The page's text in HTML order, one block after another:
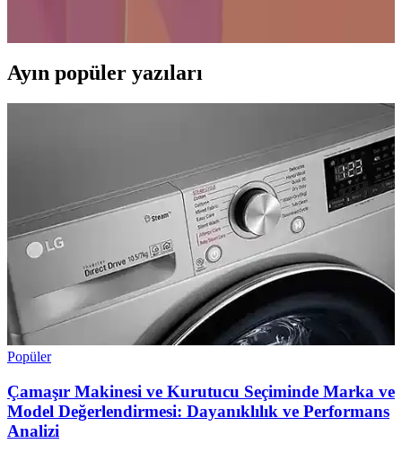
Ayın popüler yazıları
Popüler
Çamaşır Makinesi ve Kurutucu Seçiminde Marka ve
Model Değerlendirmesi: Dayanıklılık ve Performans
Analizi